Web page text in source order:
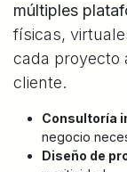
múltiples
físicas,
cada proyecto
cliente.
Consultoría
negocio
Diseño de